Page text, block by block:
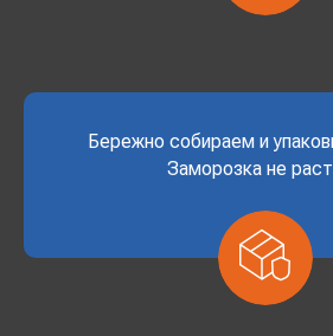
Бережно собираем и
Заморозка не